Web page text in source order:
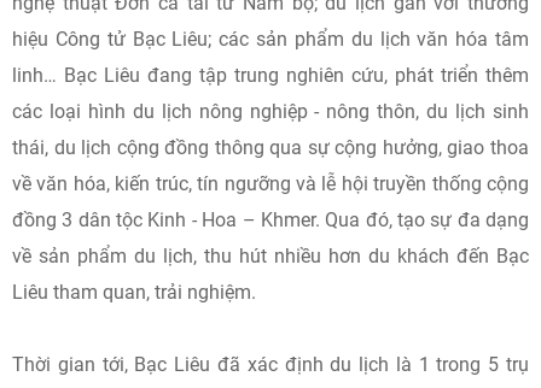
hiệu Công tử Bạc Liêu; các sản phẩm du lịch văn hóa tâm
linh… Bạc Liêu đang tập trung nghiên cứu, phát triển thêm
các loại hình du lịch nông nghiệp - nông thôn, du lịch sinh
thái, du lịch cộng đồng thông qua sự cộng hưởng, giao thoa
về văn hóa, kiến trúc, tín ngưỡng và lễ hội truyền thống cộng
đồng 3 dân tộc Kinh - Hoa – Khmer. Qua đó, tạo sự đa dạng
về sản phẩm du lịch, thu hút nhiều hơn du khách đến Bạc
Liêu tham quan, trải nghiệm.
Thời gian tới, Bạc Liêu đã xác định du lịch là 1 trong 5 trụ